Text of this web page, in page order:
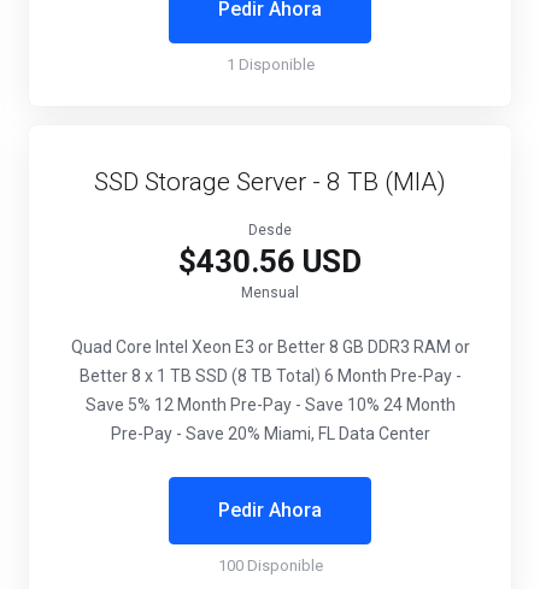
Pedir Ahora
1 Disponible
SSD Storage Server - 8 TB (MIA)
Desde
$430.56 USD
Mensual
Quad Core Intel Xeon E3 or Better8 GB DDR3 RAM or
Better8 x 1 TB SSD (8 TB Total) 6 Month Pre-Pay -
Save 5% 12 Month Pre-Pay - Save 10% 24 Month
Pre-Pay - Save 20% Miami, FL Data Center
Pedir Ahora
100 Disponible